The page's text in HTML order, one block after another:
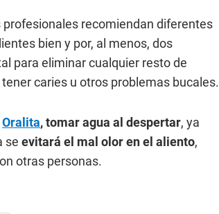
profesionales recomiendan diferentes
bien y por, al menos, dos
para eliminar cualquier resto de
caries u otros problemas bucales.
Oralita, tomar agua al despertar, ya
se evitará el mal olor en el aliento,
otras personas.